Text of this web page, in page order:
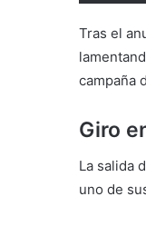
Tras el
campaña
Giro
La salida
uno de